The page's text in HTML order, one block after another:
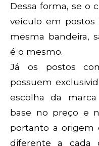
Dessa forma, se o
veículo em postos
mesma bandeira,
é o mesmo.
Já os postos
possuem
escolha da
base no preço e
portanto a origem
diferente a cada